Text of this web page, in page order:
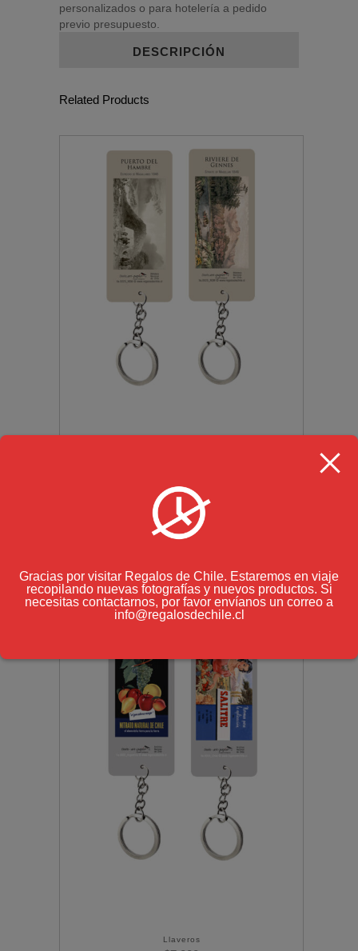
personalizados o para hotelería a pedido
previo presupuesto.
DESCRIPCIÓN
Related Products
(IVA incluido)
Llaveros
Gracias por visitar Regalos de Chile. Estaremos en viaje
recopilando nuevas fotografías y nuevos productos. Si
necesitas contactarnos, por favor envíanos un correo a
info@regalosdechile.cl